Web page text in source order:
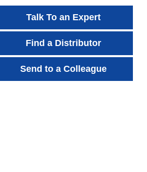
Talk To an Expert
Find a Distributor
Send to a Colleague